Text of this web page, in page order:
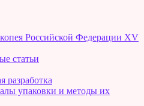
Российской Федерации XV
статьи
разработка
упаковки и методы их